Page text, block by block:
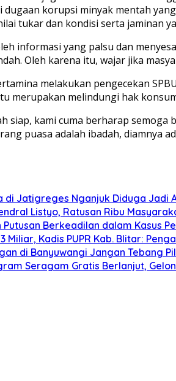
dugaan korupsi minyak mentah
tukar dan kondisi serta jaminan
informasi yang palsu dan
Oleh karena itu, wajar jika
melakukan pengecekan
merupakan melindungi hak
siap, kami cuma berharap
puasa adalah ibadah, diamnya
di Jatigreges Nganjuk Diduga
Listyo, Ratusan Ribu
Berkeadilan dalam Kasus
Miliar, Kadis PUPR Kab. Blitar:
di Banyuwangi Jangan Tebang
Seragam Gratis Berlanjut,